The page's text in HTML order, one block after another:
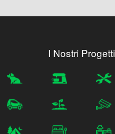
I Nostri Progetti